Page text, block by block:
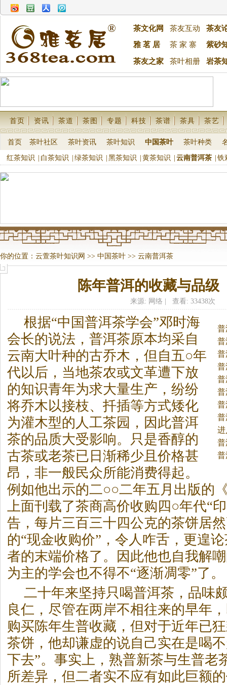
茶文化网 茶友互动
茶友
雅 茗 居
茶 家 寨 紫砂
茶友之家 茶叶相册 岩茶
首页 资讯 茶道 茶图 专题 科技 茶谱 茶具 茶艺
首页 茶叶社区 茶叶资讯 茶叶知识 中国茶叶 茶叶种类
红茶知识 白茶知识 绿茶知识 黑茶知识 黄茶知识 云南普洱茶 铁
你的位置： 云萱茶叶知识网 >> 中国茶叶 >> 云南普洱茶
陈年普洱的收藏与品级
来源: 网络 | 查看: 33438次
蜜
茶
根据“中国普洱茶学会”邓时海
会长的说法，普洱茶原本均采自
云南大叶种的古乔木，但自五○年
代以后，当地茶农或文革遭下放
的知识青年为求大量生产，纷纷
将乔木以接枝、扦插等方式矮化
为灌木型的人工茶园，因此普洱
茶的品质大受影响。 只是香醇的
古茶或老茶已日渐稀少且价格甚
昂，非一般民众所能消费得起。
例如他出示的二○○二年五月出版的
上面刊载了茶商高价收购四○年代“
告，每片三百三十四公克的茶饼居
的“现金收购价”，令人咋舌，更遑论
者的末端价格了。因此他也自我解
为主的学会也不得不“逐渐凋零”了。
二十年来坚持只喝普洱茶 ，品味
良仁，尽管在两岸不相往来的早年
购买陈年生普收藏，但对于近年已
茶饼，他却谦虚的说自己实在是喝
下去”。事实上，熟普新茶与生普老
所差异，但二者实不应有如此巨额